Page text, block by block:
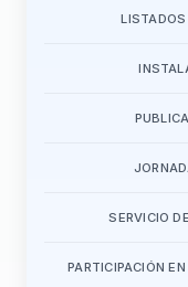
LISTADOS
SERVICIO
PARTICIPACIÓN